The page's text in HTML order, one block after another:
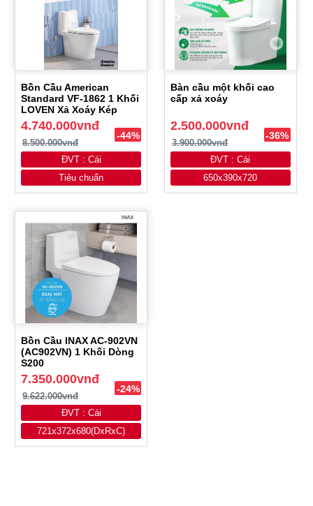
Bồn Cầu American
Standard VF-1862 1 Khối
LOVEN Xả Xoáy Kép
4.740.000vnđ
8.500.000vnđ
-44%
ĐVT : Cái
Tiêu chuẩn
Bàn cầu một khối cao
cấp xả xoáy
2.500.000vnđ
3.900.000vnđ
-36%
ĐVT : Cái
650x390x720
Bồn Cầu INAX AC-902VN
(AC902VN) 1 Khối Dòng
S200
7.350.000vnđ
9.622.000vnđ
-24%
ĐVT : Cái
721x372x680(DxRxC)